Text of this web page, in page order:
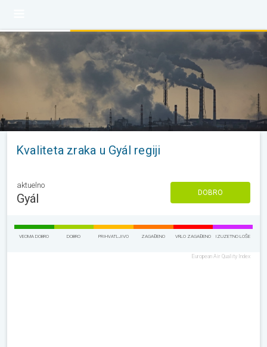
Kvaliteta zraka u Gyál regiji
aktuelno
Gyál DOBRO
VEOMA DOBRO DOBRO PRIHVATLJIVO ZAGAĐENO VRLO ZAGAĐENO IZUZETNO LOŠE
European Air Quality Index